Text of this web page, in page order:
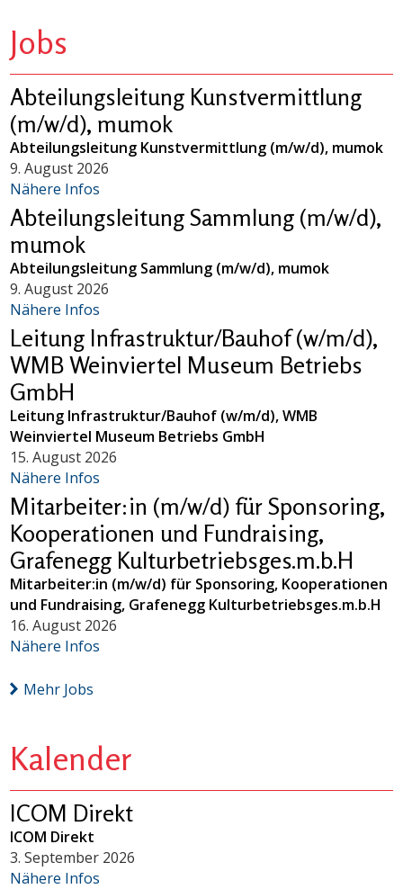
Jobs
Abteilungsleitung Kunstvermittlung
(m/w/d), mumok
Abteilungsleitung Kunstvermittlung (m/w/d), mumok
9. August 2026
Nähere Infos
Abteilungsleitung Sammlung (m/w/d),
mumok
Abteilungsleitung Sammlung (m/w/d), mumok
9. August 2026
Nähere Infos
Leitung Infrastruktur/Bauhof (w/m/d),
WMB Weinviertel Museum Betriebs
GmbH
Leitung Infrastruktur/Bauhof (w/m/d), WMB
Weinviertel Museum Betriebs GmbH
15. August 2026
Nähere Infos
Mitarbeiter:in (m/w/d) für Sponsoring,
Kooperationen und Fundraising,
Grafenegg Kulturbetriebsges.m.b.H
Mitarbeiter:in (m/w/d) für Sponsoring, Kooperationen
und Fundraising, Grafenegg Kulturbetriebsges.m.b.H
16. August 2026
Nähere Infos
Mehr Jobs
Kalender
ICOM Direkt
ICOM Direkt
3. September 2026
Nähere Infos